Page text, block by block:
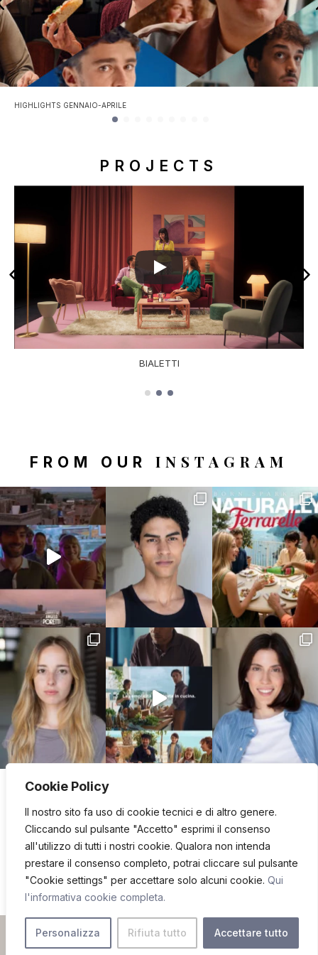
Cookie Policy
Il nostro sito fa uso di cookie tecnici e di altro genere.
Cliccando sul pulsante "Accetto" esprimi il consenso
all'utilizzo di tutti i nostri cookie. Qualora non intenda
prestare il consenso completo, potrai cliccare sul pulsante
"Cookie settings" per accettare solo alcuni cookie. Qui
l'informativa cookie completa.
Personalizza Rifiuta tutto Accettare tutto
HIGHLIGHTS GENNAIO-APRILE
PROJECTS
BIALETTI
FROM OUR INSTAGRAM
BECOME A TALENT
© 2026 DEW MANAGEMENT S.r.l. | P.IVA/C.F. 13778800964
Web design:raraavis.eu|Privacy Policy&Cookies